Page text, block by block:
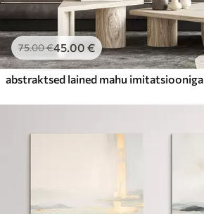
75.00€45.00 €
abstraktsed lained mahu imitatsiooniga